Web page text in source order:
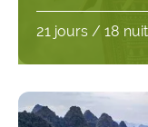
21 jours / 18